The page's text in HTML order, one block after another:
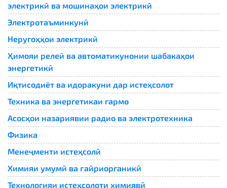
электрикӣ ва мошинаҳои электрикӣ
Электротаъминкунӣ
Неругоҳҳои электрикӣ
Ҳимояи релеӣ ва автоматикунонии шабакаҳои
энергетикӣ
Иқтисодиёт ва идоракуни дар истеҳсолот
Техника ва энергетикаи гармо
Асосҳои назариявии радио ва электротехника
Физика
Менеҷменти истеҳсолӣ
Химияи умумӣ ва ғайриорганикӣ
Технологияи истеҳсолоти химиявӣ